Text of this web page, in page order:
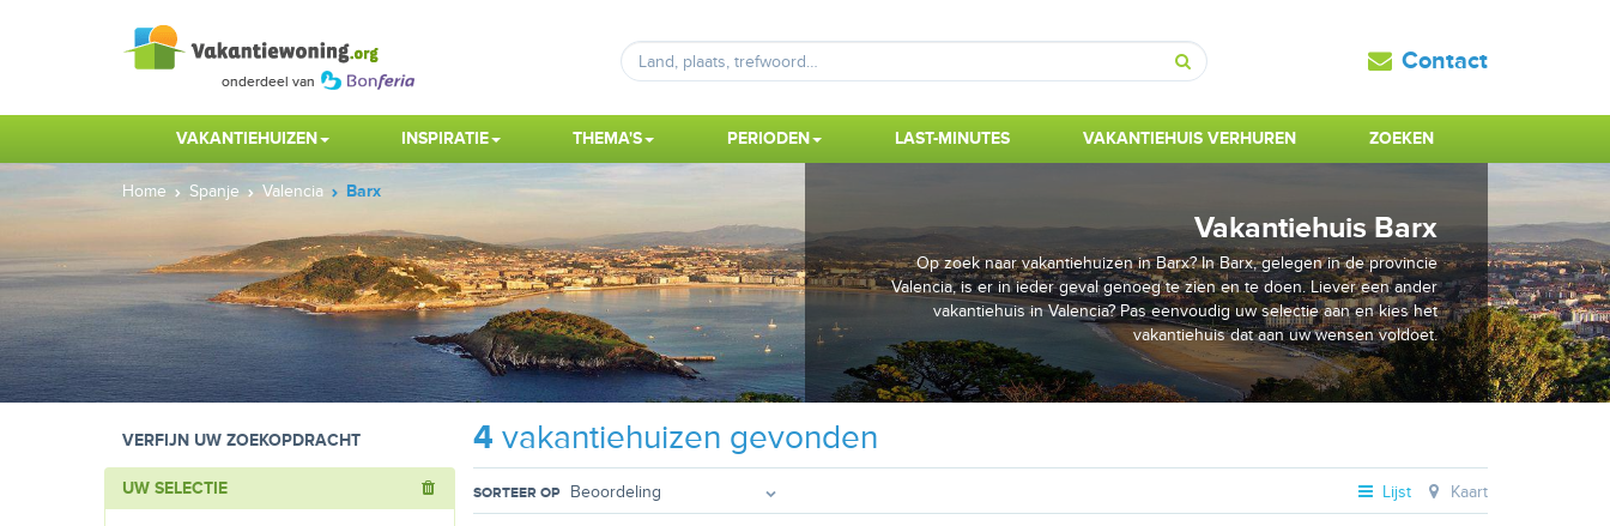
Zoeken
Contact
VAKANTIEHUIZEN INSPIRATIE THEMA'S PERIODEN LAST-MINUTES VAKANTIEHUIS VERHUREN ZOEKEN
Home Spanje Valencia Barx
Vakantiehuis Barx
Op zoek naar vakantiehuizen in Barx? In Barx, gelegen in de provincie
Valencia, is er in ieder geval genoeg te zien en te doen. Liever een ander
vakantiehuis in Valencia? Pas eenvoudig uw selectie aan en kies het
vakantiehuis dat aan uw wensen voldoet.
VERFIJN UW ZOEKOPDRACHT 4 vakantiehuizen gevonden
UW SELECTIE SORTEER OP Lijst Kaart